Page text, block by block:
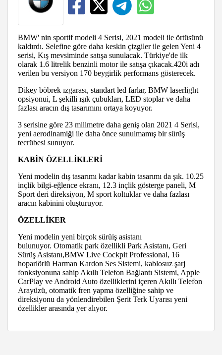
BMW' nin sportif modeli 4 Serisi, 2021 modeli ile örtüsünü
kaldırdı. Selefine göre daha keskin çizgiler ile gelen Yeni 4
serisi, Kış mevsiminde satışa sunulacak. Türkiye'de ilk
olarak 1.6 litrelik benzinli motor ile satışa çıkacak.420i adı
verilen bu versiyon 170 beygirlik performans gösterecek.
Dikey böbrek ızgarası, standart led farlar, BMW laserlight
opsiyonui, L şekilli ışık çubukları, LED stoplar ve daha
fazlası aracın dış tasarımını ortaya koyuyor.
3 serisine göre 23 milimetre daha geniş olan 2021 4 Serisi,
yeni aerodinamiği ile daha önce sunulmamış bir sürüş
tecrübesi sunuyor.
KABİN ÖZELLİKLERİ
Yeni modelin dış tasarımı kadar kabin tasarımı da şık. 10.25
inçlik bilgi-eğlence ekranı, 12.3 inçlik gösterge paneli, M
Sport deri direksiyon, M sport koltuklar ve daha fazlası
aracın kabinini oluşturuyor.
ÖZELLİKER
Yeni modelin yeni birçok sürüiş asistanı
bulunuyor. Otomatik park özellikli Park Asistanı, Geri
Sürüş Asistanı,BMW Live Cockpit Professional, 16
hoparlörlü Harman Kardon Ses Sistemi, kablosuz şarj
fonksiyonuna sahip Akıllı Telefon Bağlantı Sistemi, Apple
CarPlay ve Android Auto özelliklerini içeren Akıllı Telefon
Arayüzü, otomatik fren yapma özelliğine sahip ve
direksiyonu da yönlendirebilen Şerit Terk Uyarısı yeni
özellikler arasında yer alıyor.